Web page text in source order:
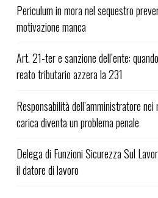
Periculum in mora nel sequestro
motivazione manca
Art. 21-ter e sanzione dell’ente:
reato tributario azzera la 231
Responsabilità dell’amministratore
carica diventa un problema penale
Delega di Funzioni Sicurezza Sul
il datore di lavoro